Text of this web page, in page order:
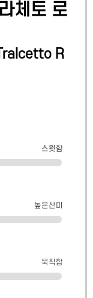
체토 로
R
스윗함
높은산미
묵직함